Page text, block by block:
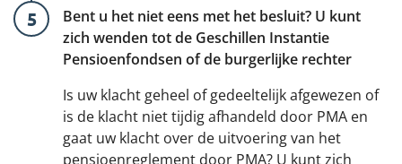
Bent u het niet eens met het besluit? U kunt
zich wenden tot de Geschillen Instantie
Pensioenfondsen of de burgerlijke rechter
Is uw klacht geheel of gedeeltelijk afgewezen of
is de klacht niet tijdig afhandeld door PMA en
gaat uw klacht over de uitvoering van het
pensioenreglement door PMA? U kunt zich